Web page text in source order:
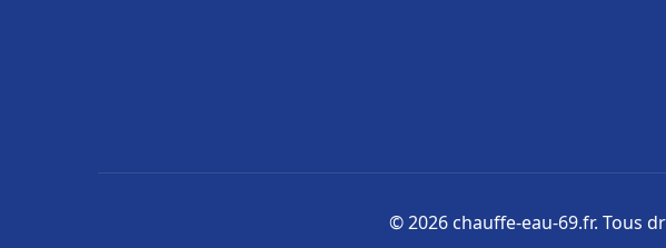
© 2026 chauffe-eau-69.fr. Tous